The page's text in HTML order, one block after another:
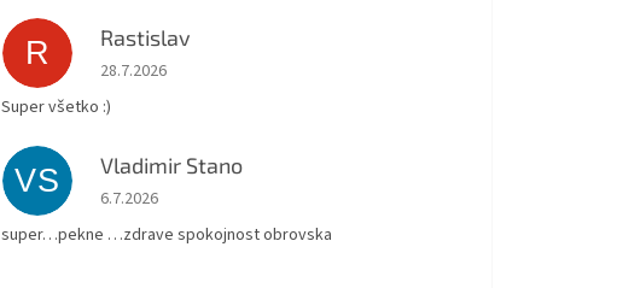
R Rastislav
Hodnotenie obchodu je 5 z 5 hviezdičiek.
28.7.2026
Super všetko :)
VS Vladimir Stano
Hodnotenie obchodu je 5 z 5 hviezdičiek.
6.7.2026
super…pekne …zdrave spokojnost obrovska